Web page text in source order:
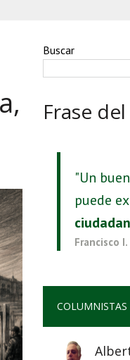
Buscar
Frase
"Un
puede
Francisco
COLUMNISTAS